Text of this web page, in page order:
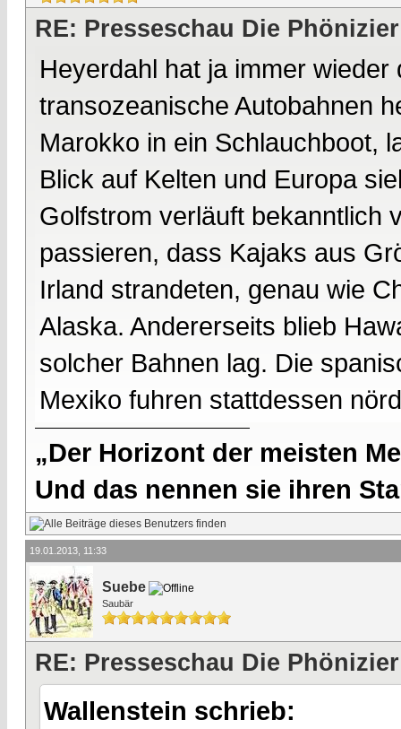
RE: Presseschau Die
Heyerdahl hat ja immer
transozeanische Autobahnen
Marokko in ein Schlauchboot,
Blick auf Kelten und Europa
Golfstrom verläuft bekanntlich
passieren, dass Kajaks aus
Irland strandeten, genau wie
Alaska. Andererseits blieb
solcher Bahnen lag. Die
Mexiko fuhren stattdessen
„Der Horizont der meisten
Und das nennen sie ihren
19.01.2013, 11:33
Suebe
Saubär
RE: Presseschau Die
Wallenstein schrieb: